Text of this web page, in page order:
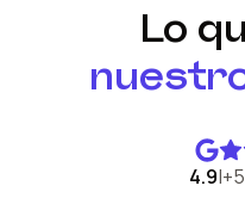
Lo
4.9|